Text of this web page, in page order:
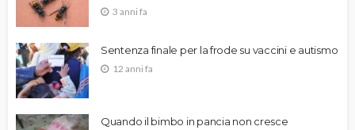
3 anni fa
Sentenza finale per la frode su vaccini e autismo
12 anni fa
Quando il bimbo in pancia non cresce